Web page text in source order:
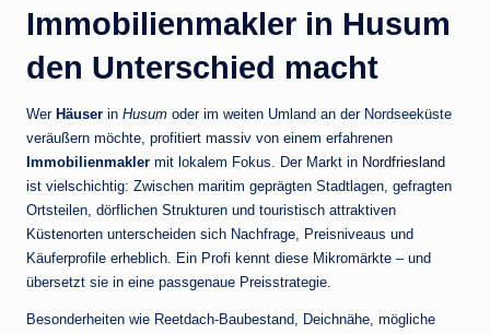
Immobilienmakler in Husum
den Unterschied macht
Wer Häuser in Husum oder im weiten Umland an der Nordseeküste
veräußern möchte, profitiert massiv von einem erfahrenen
Immobilienmakler mit lokalem Fokus. Der Markt in Nordfriesland
ist vielschichtig: Zwischen maritim geprägten Stadtlagen, gefragten
Ortsteilen, dörflichen Strukturen und touristisch attraktiven
Küstenorten unterscheiden sich Nachfrage, Preisniveaus und
Käuferprofile erheblich. Ein Profi kennt diese Mikromärkte – und
übersetzt sie in eine passgenaue Preisstrategie.
Besonderheiten wie Reetdach-Baubestand, Deichnähe, mögliche